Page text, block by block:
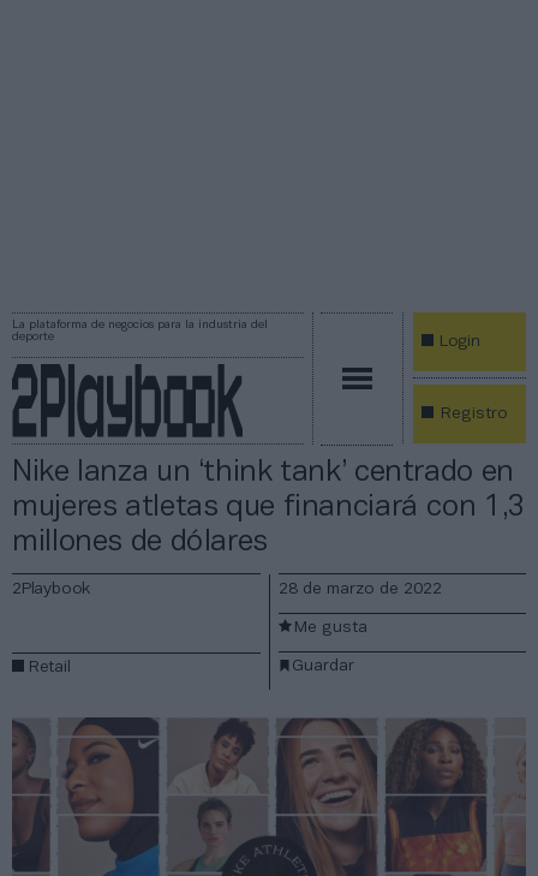
La plataforma de negocios para la industria del
deporte
Login
Registro
Nike lanza un ‘think tank’ centrado en
mujeres atletas que financiará con 1,3
millones de dólares
2Playbook
Retail
28 de marzo de 2022
Guardar
Me gusta